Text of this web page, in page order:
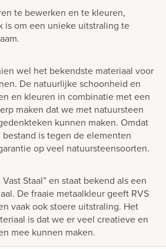
te bewerken en te kleuren,
is om een unieke uitstraling te
wel het bekendste materiaal voor
De natuurlijke schoonheid en
en kleuren in combinatie met een
maken dat we met natuursteen
kunnen maken. Omdat
is tegen de elementen
op veel natuursteensoorten.
Staal” en staat bekend als een
De fraaie metaalkleur geeft RVS
vaak ook stoere uitstraling. Het
is dat we er veel creatieve en
mee kunnen maken.